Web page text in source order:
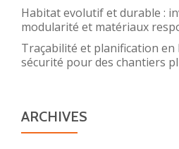
Habitat evolutif et durable :
modularité et matériaux
Traçabilité et planification en
sécurité pour des chantiers
ARCHIVES